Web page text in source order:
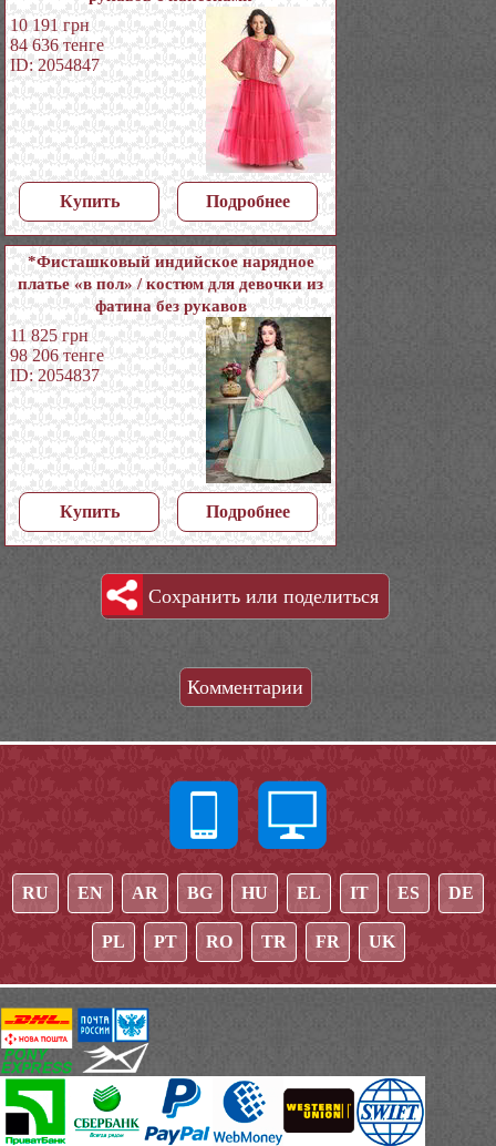
10 191 грн
84 636 тенге
ID: 2054847
Купить Подробнее
*Фисташковый индийское нарядное
платье «в пол» / костюм для девочки из
фатина без рукавов
11 825 грн
98 206 тенге
ID: 2054837
Купить Подробнее
Сохранить или поделиться
Комментарии
RU EN AR BG HU EL IT ES DE
PL PT RO TR FR UK